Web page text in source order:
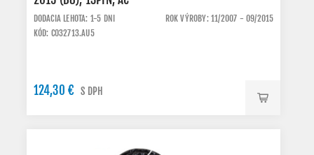
DODACIA LEHOTA: 1-5 DNI
ROK VÝROBY: 11/2007 - 09/2015
KÓD: C032713.AU5
124,30 € S DPH